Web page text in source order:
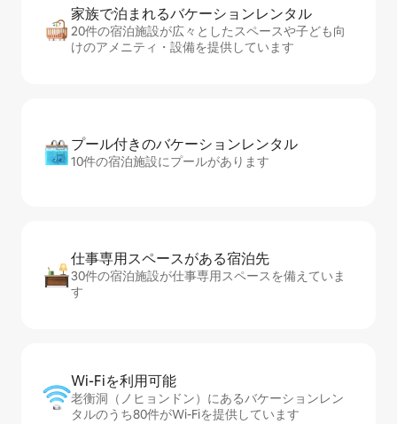
家族で泊まれるバ⁠ケ⁠ー⁠シ⁠ョ⁠ンレ⁠ン⁠タ⁠ル
20件の宿泊施設が広々としたスペースや子ども向
けのアメニティ・設備を提供しています
プール付きのバ⁠ケ⁠ー⁠シ⁠ョ⁠ンレ⁠ン⁠タ⁠ル
10件の宿泊施設にプールがあります
仕事専用ス⁠ペ⁠ー⁠スがあ⁠る宿⁠泊⁠先
30件の宿泊施設が仕事専用スペースを備えていま
す
Wi-Fiを利⁠用⁠可⁠能
老衡洞（ノヒョンドン）にあるバケーションレン
タルのうち80件がWi-Fiを提供しています